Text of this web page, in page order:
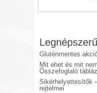
Gluténmentes
Mit ehet és mit
Összefoglaló
Sikérhelyettesítők
rejtelmei